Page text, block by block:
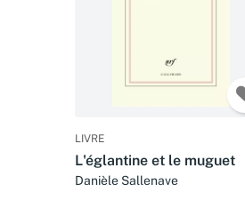
LIVRE
L'églantine et le muguet
Danièle Sallenave